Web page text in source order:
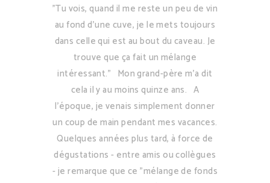
"Tu vois, quand il me reste un peu de vin
au fond d'une cuve, je le mets toujours
dans celle qui est au bout du caveau. Je
trouve que ça fait un mélange
intéressant." Mon grand-père m'a dit
cela il y au moins quinze ans. A
l'époque, je venais simplement donner
un coup de main pendant mes vacances.
Quelques années plus tard, à force de
dégustations - entre amis ou collègues
- je remarque que ce "mélange de fonds